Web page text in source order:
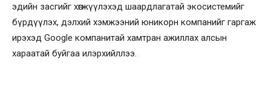
эдийн засгийг хөгжүүлэхэд шаардлагатай экосистемийг
бүрдүүлэх, дэлхий хэмжээний юникорн компанийг гаргаж
ирэхэд Google компанитай хамтран ажиллах алсын
хараатай буйгаа илэрхийллээ.